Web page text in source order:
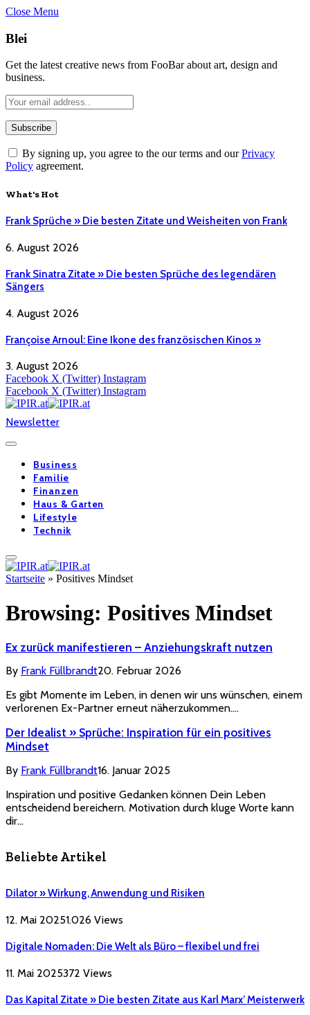
Close Menu
Blei
Get the latest creative news from FooBar about art, design and
business.
By signing up, you agree to the our terms and ourPrivacy
Policy agreement.
What's Hot
Frank Sprüche » Die besten Zitate und Weisheiten von Frank
6. August 2026
Frank Sinatra Zitate » Die besten Sprüche des legendären
Sängers
4. August 2026
Françoise Arnoul: Eine Ikone des französischen Kinos »
3. August 2026
Facebook X (Twitter) Instagram
Facebook X (Twitter) Instagram
Newsletter
Business
Familie
Finanzen
Haus & Garten
Lifestyle
Technik
Startseite » Positives Mindset
Browsing: Positives Mindset
Ex zurück manifestieren – Anziehungskraft nutzen
By Frank Füllbrandt20. Februar 2026
Es gibt Momente im Leben, in denen wir uns wünschen, einem
verlorenen Ex-Partner erneut näherzukommen.…
Der Idealist » Sprüche: Inspiration für ein positives
Mindset
By Frank Füllbrandt16. Januar 2025
Inspiration und positive Gedanken können Dein Leben
entscheidend bereichern. Motivation durch kluge Worte kann
dir…
Beliebte Artikel
Dilator » Wirkung, Anwendung und Risiken
12. Mai 20251.026 Views
Digitale Nomaden: Die Welt als Büro – flexibel und frei
11. Mai 2025372 Views
Das Kapital Zitate » Die besten Zitate aus Karl Marx’ Meisterwerk